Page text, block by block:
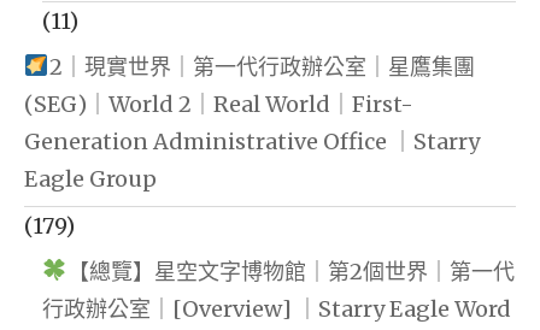
(11)
2｜現實世界｜第一代行政辦公室｜星鷹集團
(SEG)｜World 2｜Real World｜First-
Generation Administrative Office ｜Starry
Eagle Group
(179)
【總覽】星空文字博物館｜第2個世界｜第一代
行政辦公室｜[Overview] ｜Starry Eagle Word